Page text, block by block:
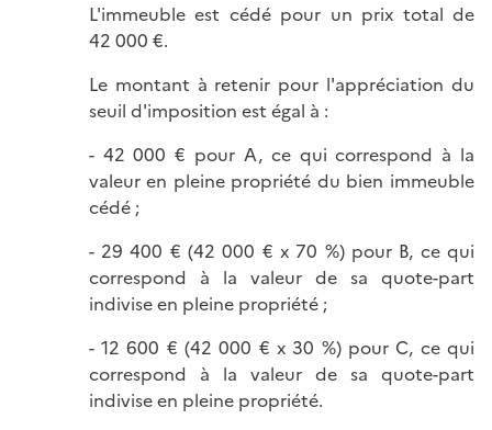
L'immeuble est cédé pour un prix total de
42 000 €.
Le montant à retenir pour l'appréciation du
seuil d'imposition est égal à :
- 42 000 € pour A, ce qui correspond à la
valeur en pleine propriété du bien immeuble
cédé ;
- 29 400 € (42 000 € x 70 %) pour B, ce qui
correspond à la valeur de sa quote-part
indivise en pleine propriété ;
- 12 600 € (42 000 € x 30 %) pour C, ce qui
correspond à la valeur de sa quote-part
indivise en pleine propriété.